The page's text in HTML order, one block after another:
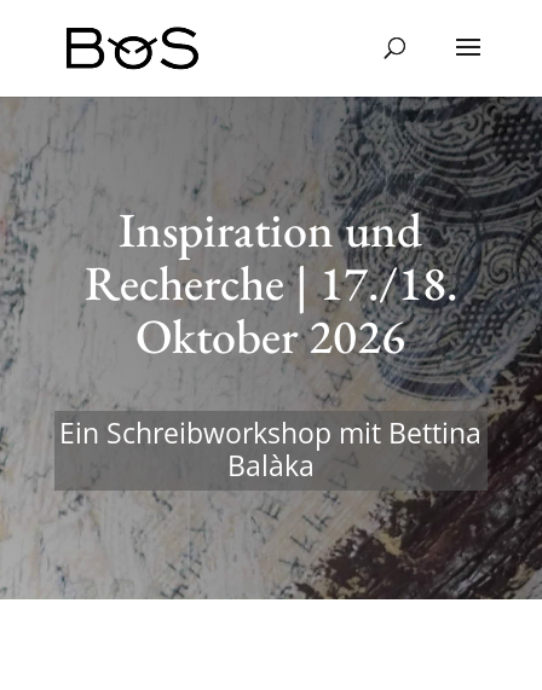
Inspi­ra­tion und
Recherche | 17./18.
Oktober 2026
Ein Schreib­work­shop mit Bettina
Balàka